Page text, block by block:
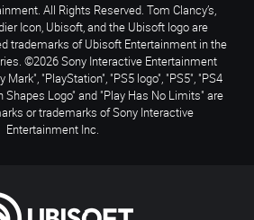
All Rights Reserved. Tom Clancy’s,
Icon, Ubisoft, and the Ubisoft logo are
trademarks of Ubisoft Entertainment in the
©2026 Sony Interactive Entertainment
"PlayStation", "PS5 logo", "PS5", "PS4
Shapes Logo" and "Play Has No Limits" are
or trademarks of Sony Interactive
Entertainment Inc.